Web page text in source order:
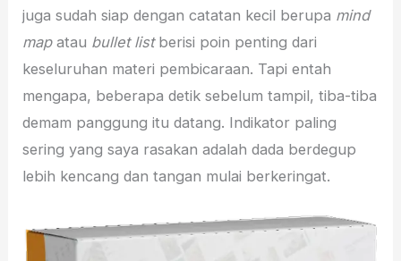
juga sudah siap dengan catatan kecil berupa mind
mapatau bullet listberisi poin penting dari
keseluruhan materi pembicaraan. Tapi entah
mengapa, beberapa detik sebelum tampil, tiba-tiba
demam panggung itu datang. Indikator paling
sering yang saya rasakan adalah dada berdegup
lebih kencang dan tangan mulai berkeringat.